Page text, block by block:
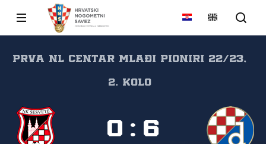
Prva NL Centar mlađi pioniri 22/23,
2. kolo
0 : 6